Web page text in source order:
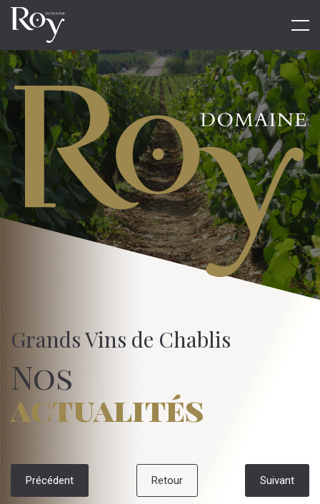
Grands Vins de Chablis
Nos
actualités
Précédent Retour Suivant